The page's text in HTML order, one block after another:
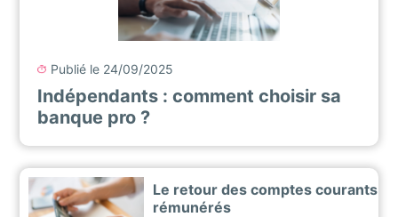
Publié le 24/09/2025
Indépendants : comment choisir sa
banque pro ?
Le retour des comptes courants
rémunérés